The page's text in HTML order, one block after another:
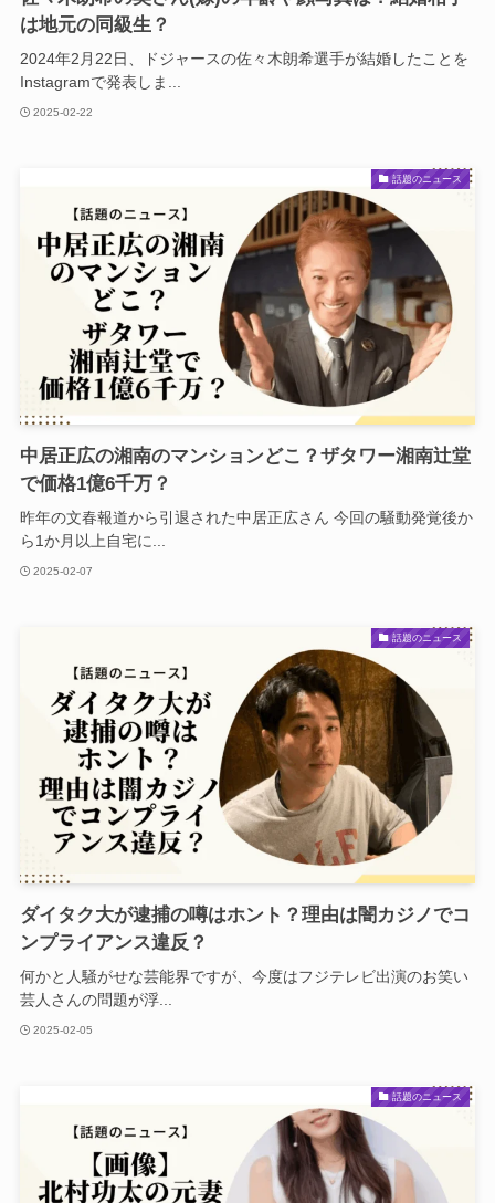
は地元の同級生？
2024年2月22日、ドジャースの佐々木朗希選手が結婚したことを
Instagramで発表しま...
2025-02-22
話題のニュース
中居正広の湘南のマンションどこ？ザタワー湘南辻堂
で価格1億6千万？
昨年の文春報道から引退された中居正広さん 今回の騒動発覚後か
ら1か月以上自宅に...
2025-02-07
話題のニュース
ダイタク大が逮捕の噂はホント？理由は闇カジノでコ
ンプライアンス違反？
何かと人騒がせな芸能界ですが、今度はフジテレビ出演のお笑い
芸人さんの問題が浮...
2025-02-05
話題のニュース